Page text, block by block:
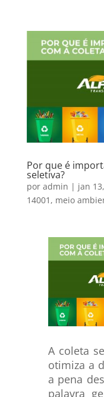
Por que é
seletiva?
por admin | jan
14001 , meio
A coleta
otimiza a
a pena
palavra